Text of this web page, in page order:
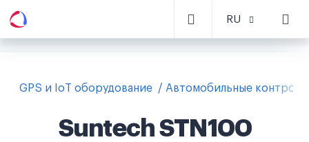
RU
GPS и IoT оборудование Автомобильные
Suntech STN100